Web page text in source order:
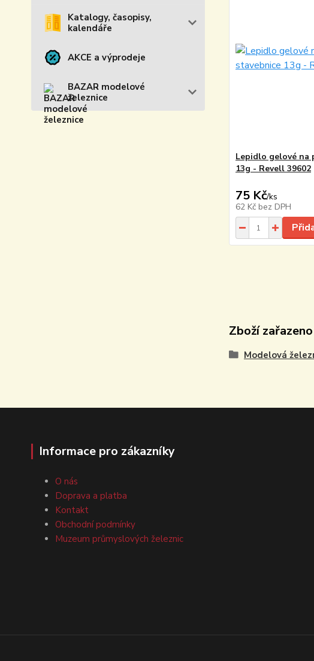
Katalogy, časopisy,
kalendáře
AKCE a výprodeje
BAZAR modelové
železnice
Lepidlo gelové na
13g - Revell 39602
75 Kč/ks
62 Kč bez DPH
Zboží
Modelová
Informace pro zákazníky
O nás
Doprava a platba
Kontakt
Obchodní podmínky
Muzeum průmyslových železnic